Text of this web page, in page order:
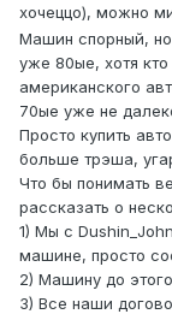
хочеццо), можно
Машин спорный,
уже 80ые, хотя кто
американского
70ые уже не
Просто купить
больше трэша,
Что бы понимать
рассказать о
1) Мы с
машине, просто
2) Машину до
3) Все наши